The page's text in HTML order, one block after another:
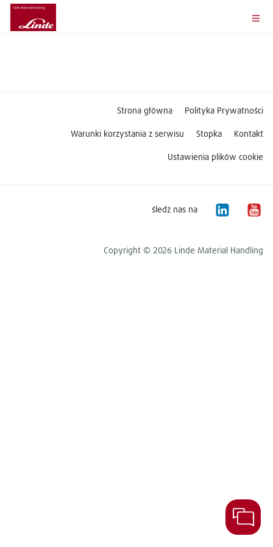
Strona główna Polityka Prywatności
Warunki korzystania z serwisu Stopka Kontakt
Ustawienia plików cookie
śledż nas na
Copyright © 2026 Linde Material Handling